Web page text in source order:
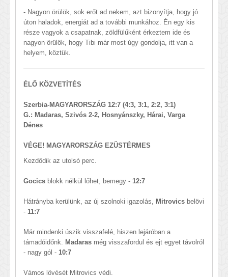
- Nagyon örülök, sok erőt ad nekem, azt bizonyítja, hogy jó
úton haladok, energiát ad a további munkához. Én egy kis
része vagyok a csapatnak, zöldfülűként érkeztem ide és
nagyon örülök, hogy Tibi már most úgy gondolja, itt van a
helyem, köztük.
ÉLŐ KÖZVETÍTÉS
Szerbia-MAGYARORSZÁG 12:7 (4:3, 3:1, 2:2, 3:1)
G.: Madaras, Szivós 2-2, Hosnyánszky, Hárai, Varga
Dénes
VÉGE! MAGYARORSZÁG EZÜSTÉRMES
Kezdődik az utolsó perc.
Gocics blokk nélkül lőhet, bemegy - 12:7
Hátrányba kerülünk, az új szolnoki igazolás, Mitrovics belövi
- 11:7
Már mindenki úszik visszafelé, hiszen lejáróban a
támadóidőnk. Madaras még visszafordul és ejt egyet távolról
- nagy gól - 10:7
Vámos lövését Mitrovics védi.